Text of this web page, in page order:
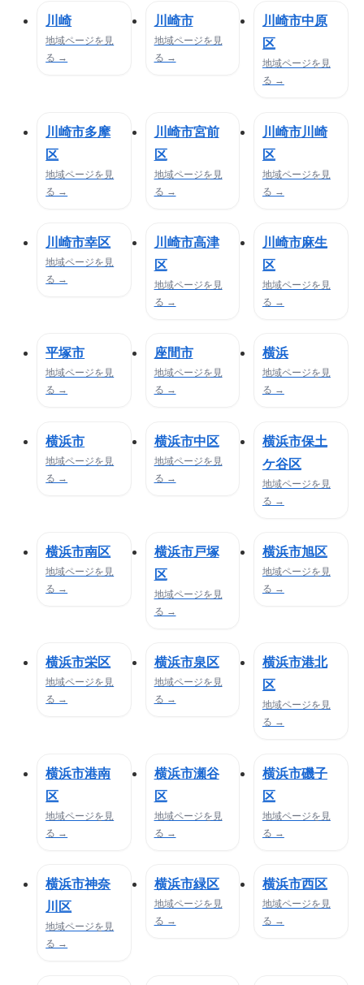
川崎
地域ページを見
る →
川崎市
地域ページを見
る →
川崎市中原
区
地域ページを見
る →
川崎市多摩
区
地域ページを見
る →
川崎市宮前
区
地域ページを見
る →
川崎市川崎
区
地域ページを見
る →
川崎市幸区
地域ページを見
る →
川崎市高津
区
地域ページを見
る →
川崎市麻生
区
地域ページを見
る →
平塚市
地域ページを見
る →
座間市
地域ページを見
る →
横浜
地域ページを見
る →
横浜市
地域ページを見
る →
横浜市中区
地域ページを見
る →
横浜市保土
ケ谷区
地域ページを見
る →
横浜市南区
地域ページを見
る →
横浜市戸塚
区
地域ページを見
る →
横浜市旭区
地域ページを見
る →
横浜市栄区
地域ページを見
る →
横浜市泉区
地域ページを見
る →
横浜市港北
区
地域ページを見
る →
横浜市港南
区
地域ページを見
る →
横浜市瀬谷
区
地域ページを見
る →
横浜市磯子
区
地域ページを見
る →
横浜市神奈
川区
地域ページを見
る →
横浜市緑区
地域ページを見
る →
横浜市西区
地域ページを見
る →